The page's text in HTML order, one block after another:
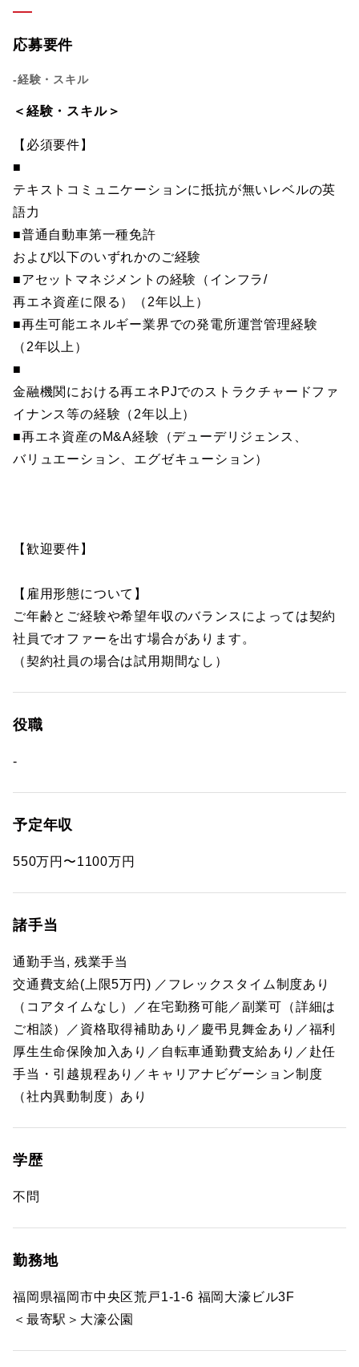
応募要件
-経験・スキル
＜経験・スキル＞
【必須要件】
■
テキストコミュニケーションに抵抗が無いレベルの英
語力
■普通自動車第一種免許
および以下のいずれかのご経験
■アセットマネジメントの経験（インフラ/
再エネ資産に限る）（2年以上）
■再生可能エネルギー業界での発電所運営管理経験
（2年以上）
■
金融機関における再エネPJでのストラクチャードファ
イナンス等の経験（2年以上）
■再エネ資産のM&A経験（デューデリジェンス、
バリュエーション、エグゼキューション）
【歓迎要件】
【雇用形態について】
ご年齢とご経験や希望年収のバランスによっては契約
社員でオファーを出す場合があります。
（契約社員の場合は試用期間なし）
役職
-
予定年収
550万円〜1100万円
諸手当
通勤手当, 残業手当
交通費支給(上限5万円) ／フレックスタイム制度あり
（コアタイムなし）／在宅勤務可能／副業可（詳細は
ご相談）／資格取得補助あり／慶弔見舞金あり／福利
厚生生命保険加入あり／自転車通勤費支給あり／赴任
手当・引越規程あり／キャリアナビゲーション制度
（社内異動制度）あり
学歴
不問
勤務地
福岡県福岡市中央区荒戸1-1-6 福岡大濠ビル3F
＜最寄駅＞大濠公園